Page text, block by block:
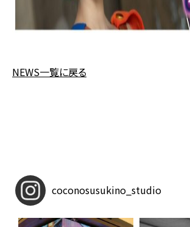
NEWS一覧に戻る
coconosusukino_studio